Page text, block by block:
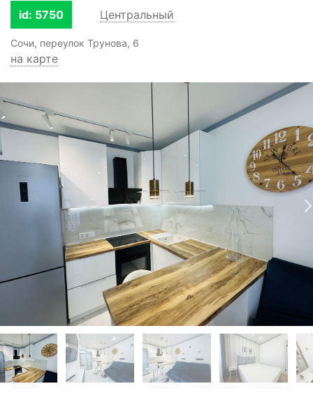
id: 5750 Центральный
Сочи, переулок Трунова, 6
на карте